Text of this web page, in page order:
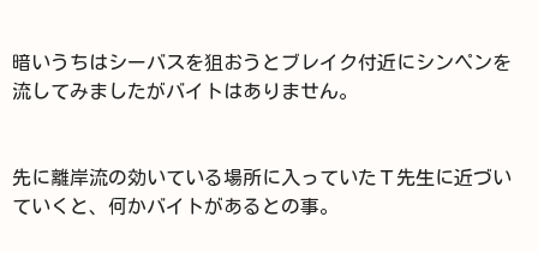
暗いうちはシーバスを狙おうとブレイク付近にシンペンを
流してみましたがバイトはありません。
先に離岸流の効いている場所に入っていたＴ先生に近づい
ていくと、何かバイトがあるとの事。